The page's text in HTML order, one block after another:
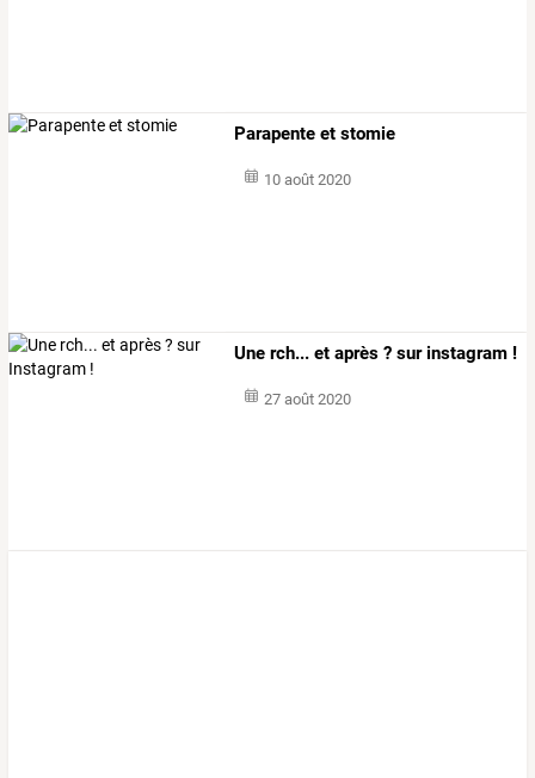
Parapente et stomie
10 août 2020
Une rch... et après ? sur instagram !
27 août 2020